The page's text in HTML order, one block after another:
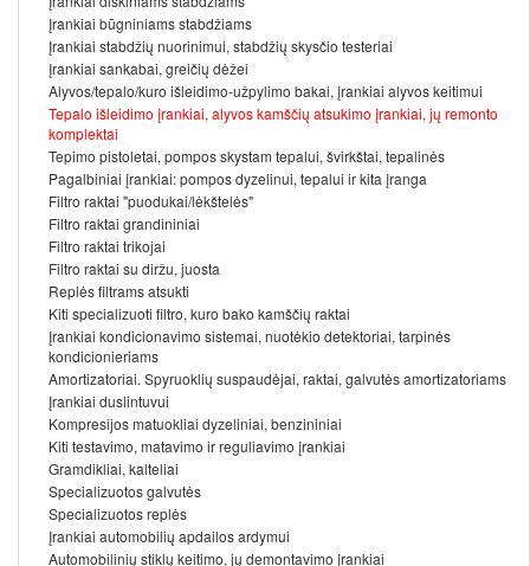
Įrankiai būgniniams stabdžiams
Įrankiai stabdžių nuorinimui, stabdžių skysčio testeriai
Įrankiai sankabai, greičių dėžei
Alyvos/tepalo/kuro išleidimo-užpylimo bakai, įrankiai alyvos keitimui
Tepalo išleidimo įrankiai, alyvos kamščių atsukimo įrankiai, jų remonto
komplektai
Tepimo pistoletai, pompos skystam tepalui, švirkštai, tepalinės
Pagalbiniai įrankiai: pompos dyzelinui, tepalui ir kita įranga
Filtro raktai "puodukai/lėkštelės"
Filtro raktai grandininiai
Filtro raktai trikojai
Filtro raktai su diržu, juosta
Replės filtrams atsukti
Kiti specializuoti filtro, kuro bako kamščių raktai
Įrankiai kondicionavimo sistemai, nuotėkio detektoriai, tarpinės
kondicionieriams
Amortizatoriai. Spyruoklių suspaudėjai, raktai, galvutės amortizatoriams
Įrankiai duslintuvui
Kompresijos matuokliai dyzeliniai, benzininiai
Kiti testavimo, matavimo ir reguliavimo įrankiai
Gramdikliai, kalteliai
Specializuotos galvutės
Specializuotos replės
Įrankiai automobilių apdailos ardymui
Automobilinių stiklų keitimo, jų demontavimo įrankiai